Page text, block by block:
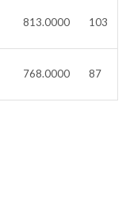
813.0000 103
768.0000 87